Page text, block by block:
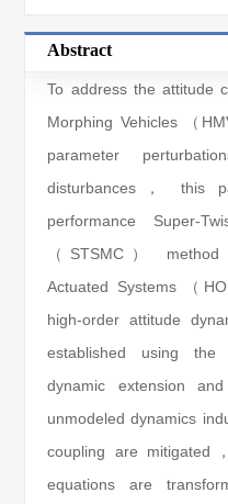
Abstract
To address the attitude
Morphing Vehicles （
parameter
disturbances， this
performance Super-
（STSMC） method
Actuated Systems （
high-order attitude
established using the
dynamic extension
unmodeled dynamics
coupling are mitigated
equations are